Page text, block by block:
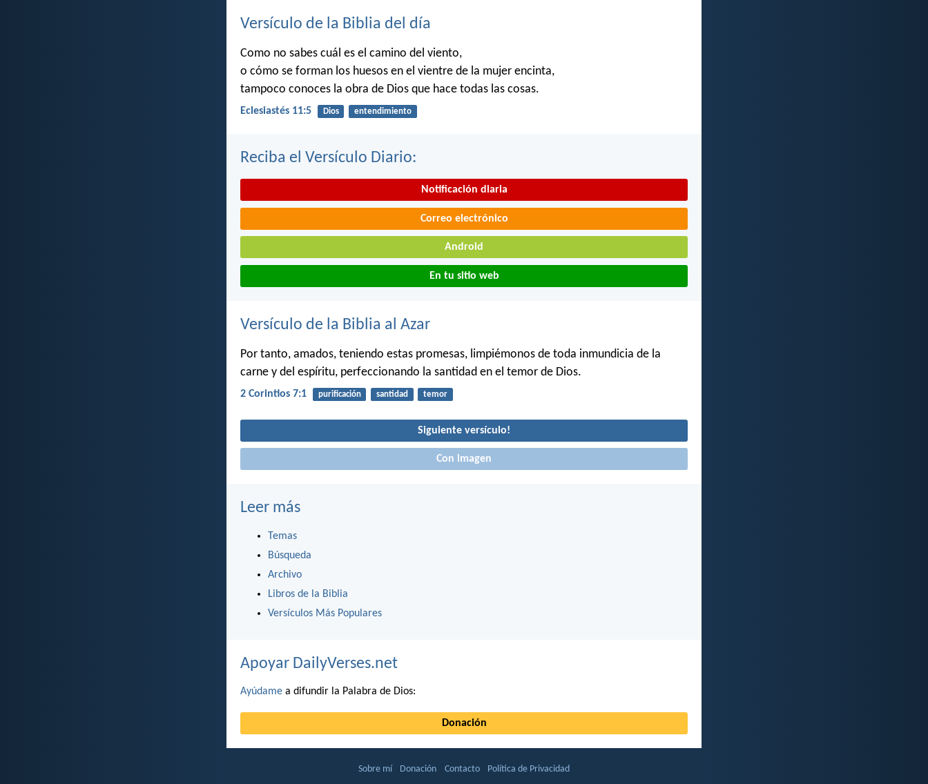
Versículo de la Biblia del día
Como no sabes cuál es el camino del viento,
o cómo se forman los huesos en el vientre de la mujer encinta,
tampoco conoces la obra de Dios que hace todas las cosas.
Eclesiastés 11:5 Dios entendimiento
Reciba el Versículo Diario:
Notificación diaria
Correo electrónico
Android
En tu sitio web
Versículo de la Biblia al Azar
Por tanto, amados, teniendo estas promesas, limpiémonos de toda inmundicia de la
carne y del espíritu, perfeccionando la santidad en el temor de Dios.
2 Corintios 7:1 purificación santidad temor
Siguiente versículo!
Con imagen
Leer más
Temas
Búsqueda
Archivo
Libros de la Biblia
Versículos Más Populares
Apoyar DailyVerses.net
Ayúdame a difundir la Palabra de Dios:
Donación
Sobre mí Donación Contacto Política de Privacidad